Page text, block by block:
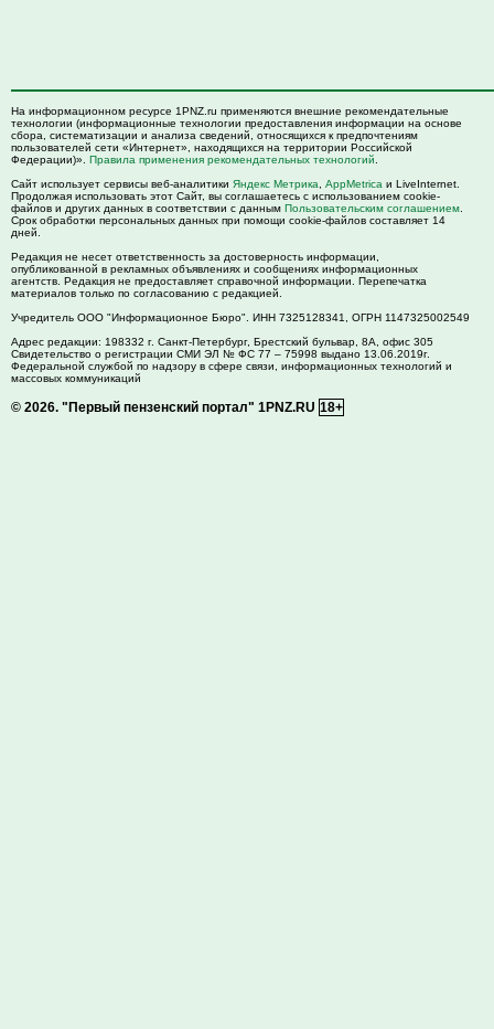
На информационном ресурсе 1PNZ.ru применяются внешние рекомендательные
технологии (информационные технологии предоставления информации на основе
сбора, систематизации и анализа сведений, относящихся к предпочтениям
пользователей сети «Интернет», находящихся на территории Российской
Федерации)». Правила применения рекомендательных технологий
Сайт использует сервисы веб-аналитики Яндекс Метрика AppMetrica и LiveInternet.
Продолжая использовать этот Сайт, вы соглашаетесь с использованием cookie-
файлов и других данных в соответствии с данным Пользовательским соглашением
Срок обработки персональных данных при помощи cookie-файлов составляет 14
дней.
Редакция не несет ответственность за достоверность информации,
опубликованной в рекламных объявлениях и сообщениях информационных
агентств. Редакция не предоставляет справочной информации. Перепечатка
материалов только по согласованию с редакцией.
Учредитель ООО "Информационное Бюро". ИНН 7325128341, ОГРН 1147325002549
Адрес редакции: 198332 г. Санкт-Петербург, Брестский бульвар, 8А, офис 305
Свидетельство о регистрации СМИ ЭЛ № ФС 77 – 75998 выдано 13.06.2019г.
Федеральной службой по надзору в сфере связи, информационных технологий и
массовых коммуникаций
© 2026. "Первый пензенский портал" 1PNZ.RU 18+